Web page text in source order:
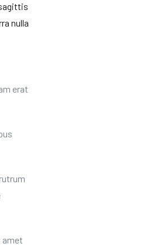
nulla
erat
amet